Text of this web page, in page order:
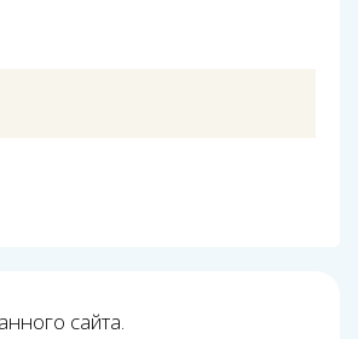
сайта.